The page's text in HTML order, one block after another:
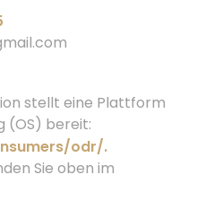
stellt eine Plattform
(OS) bereit:
odr/.
Sie oben im